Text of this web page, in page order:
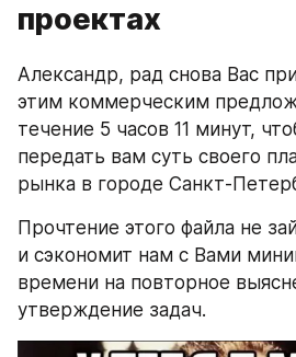
проектах
Александр, рад снова Вас
этим коммерческим
течение 5 часов 11 минут,
передать вам суть своего
рынка в городе Санкт-
Прочтение этого файла не
и сэкономит нам с Вами
времени на повторное
утверждение задач.